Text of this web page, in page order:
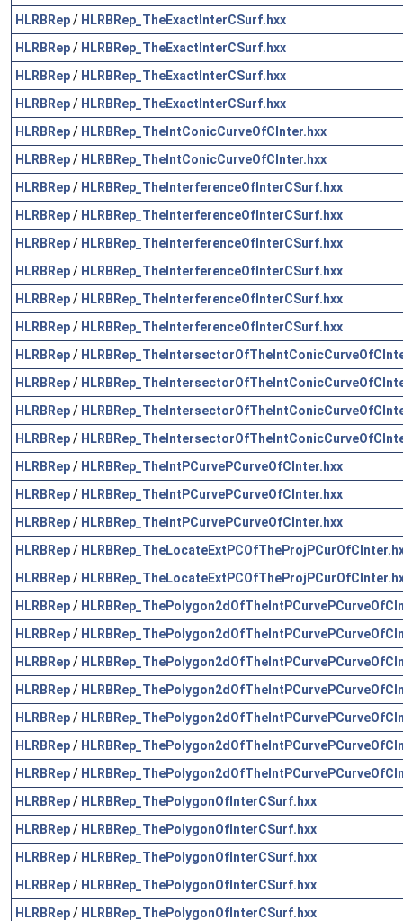
HLRBRep/ HLRBRep_TheExactInterCSurf.hxx
HLRBRep/ HLRBRep_TheExactInterCSurf.hxx
HLRBRep/ HLRBRep_TheExactInterCSurf.hxx
HLRBRep/ HLRBRep_TheExactInterCSurf.hxx
HLRBRep/ HLRBRep_TheIntConicCurveOfCInter.hxx
HLRBRep/ HLRBRep_TheIntConicCurveOfCInter.hxx
HLRBRep/ HLRBRep_TheInterferenceOfInterCSurf.hxx
HLRBRep/ HLRBRep_TheInterferenceOfInterCSurf.hxx
HLRBRep/ HLRBRep_TheInterferenceOfInterCSurf.hxx
HLRBRep/ HLRBRep_TheInterferenceOfInterCSurf.hxx
HLRBRep/ HLRBRep_TheInterferenceOfInterCSurf.hxx
HLRBRep/ HLRBRep_TheInterferenceOfInterCSurf.hxx
HLRBRep/
HLRBRep/
HLRBRep/
HLRBRep/
HLRBRep/ HLRBRep_TheIntPCurvePCurveOfCInter.hxx
HLRBRep/ HLRBRep_TheIntPCurvePCurveOfCInter.hxx
HLRBRep/ HLRBRep_TheIntPCurvePCurveOfCInter.hxx
HLRBRep/
HLRBRep/
HLRBRep/
HLRBRep/
HLRBRep/
HLRBRep/
HLRBRep/
HLRBRep/
HLRBRep/
HLRBRep/ HLRBRep_ThePolygonOfInterCSurf.hxx
HLRBRep/ HLRBRep_ThePolygonOfInterCSurf.hxx
HLRBRep/ HLRBRep_ThePolygonOfInterCSurf.hxx
HLRBRep/ HLRBRep_ThePolygonOfInterCSurf.hxx
HLRBRep/ HLRBRep_ThePolygonOfInterCSurf.hxx